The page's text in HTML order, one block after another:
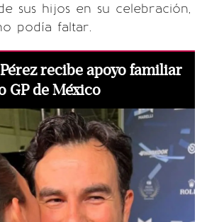
sus hijos en su celebración,
podía faltar.
recibe apoyo familiar
GP de México